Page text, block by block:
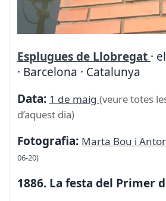
Esplugues de Llobregat ·
· Barcelona · Catalunya
Data: 1 de maig (veure totes
d’aquest dia)
Fotografia: Marta Bou i
06-20)
1886. La festa del Primer